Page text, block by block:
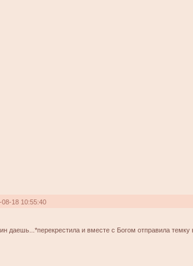
08-18 10:55:40
даешь...*перекрестила и вместе с Богом отправила темку